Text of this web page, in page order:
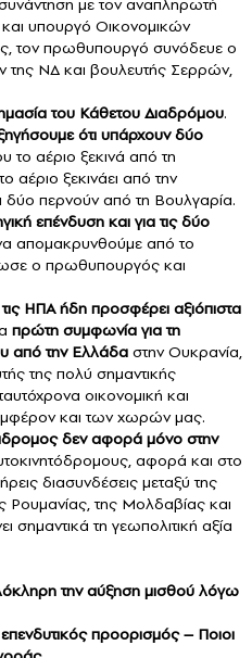
υπουργό Οικονομικών
τον πρωθυπουργό συνόδευε ο
της ΝΔ και βουλευτής Σερρών,
του Kάθετου Διαδρόμου.
ότι υπάρχουν δύο
το αέριο ξεκινά από τη
ξεκινάει από την
περνούν από τη Βουλγαρία.
επένδυση και για τις δύο
απομακρυνθούμε από το
ο πρωθυπουργός και
ΗΠΑ ήδη προσφέρει αξιόπιστα
πρώτη συμφωνία για τη
από την Ελλάδα στην Ουκρανία,
της πολύ σημαντικής
οικονομική και
και των χωρών μας.
δεν αφορά μόνο στην
αφορά και στο
διασυνδέσεις μεταξύ της
Ρουμανίας, της Μολδαβίας και
σημαντικά τη γεωπολιτική αξία
την αύξηση μισθού λόγω
προορισμός – Ποιοι